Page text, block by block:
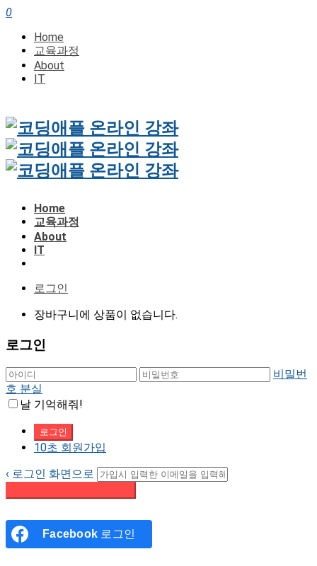
0
Home
교육과정
About
IT
Home
교육과정
About
IT
로그인
장바구니에 상품이 없습니다.
로그인
비밀번
호 분실
날 기억해줘!
10초 회원가입
‹ 로그인 화면으로
Facebook 로그인